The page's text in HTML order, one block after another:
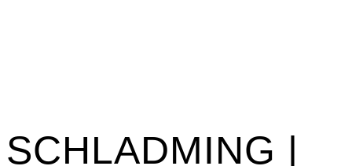
SCHLADMING |